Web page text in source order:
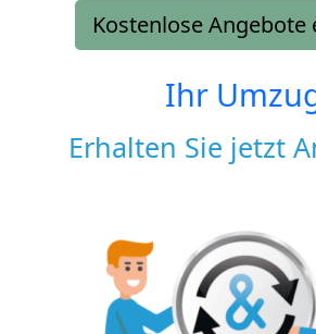
Kostenlose Angebote
Ihr
Erhalten Sie jetzt